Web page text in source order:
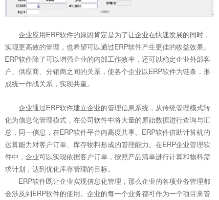
企业应用ERP软件的原因肯定是为了让企业在快速发展的同时，
实现更高效的管理，也希望可以通过ERP软件产生更佳的收益效果。
ERP软件除了可以增强企业的内部工作效率，还可以稳定企业外部客
户、供应商、分销商之间的关系，使各个企业以ERP软件为链条，形
成统一作战关系，实现共赢。
企业通过ERP软件建立企业的管理信息系统，从传统管理模式转
化为信息化管理模式，在公司软件中将大量的原始数据进行查询与汇
总，同一信息，在ERP软件平台内高度共享。ERP软件借助计算机的
运算能力对客户订单、库存物料形成的管理能力。在ERP企业管理软
件中，企业可以实现依据客户订单，按照产品清单进行计算和物料需
求计划，达到优化库存管理的目标。
ERP软件既让企业实现信息化管理，那么企业的各项业务管理都
会涉及到ERP软件的使用。企业的每一个业务都可作为一个项目来管